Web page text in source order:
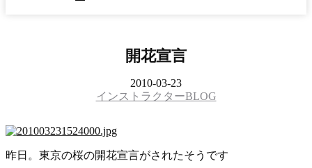
開花宣言
2010-03-23
インストラクターBLOG
昨日。東京の桜の開花宣言がされたそうです